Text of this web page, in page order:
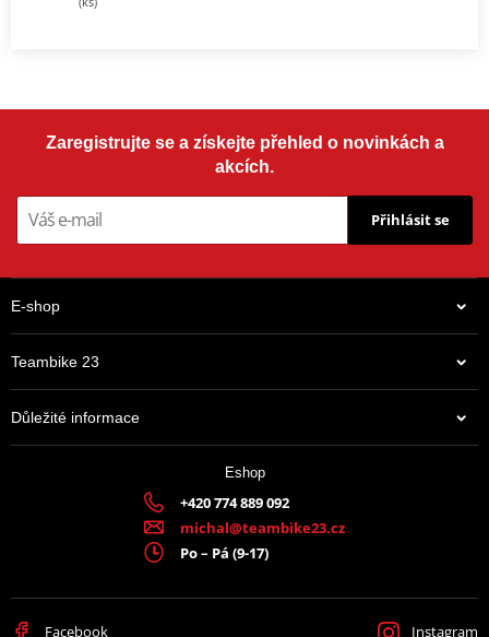
Zaregistrujte se a získejte přehled o novinkách a
akcích.
Přihlásit se
E-shop
Teambike 23
Důležité informace
Eshop
+420 774 889 092
michal@teambike23.cz
Po – Pá (9-17)
Facebook Instagram